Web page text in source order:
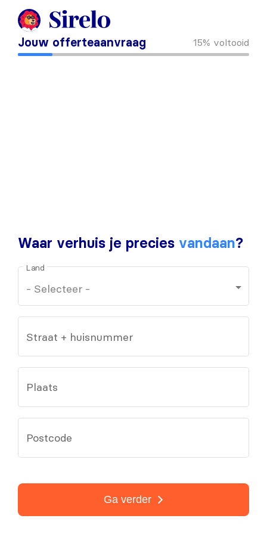
Jouw offerteaanvraag 15% voltooid
Waar verhuis je precies vandaan?
Land
Straat + huisnummer
Plaats
Postcode
Ga verder